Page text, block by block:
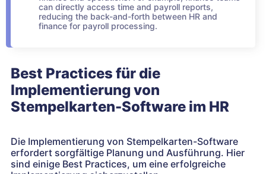
can directly access time and payroll reports,
reducing the back-and-forth between HR and
finance for payroll processing.
Best Practices für die
Implementierung von
Stempelkarten-Software im HR
Die Implementierung von Stempelkarten-Software
erfordert sorgfältige Planung und Ausführung. Hier
sind einige Best Practices, um eine erfolgreiche